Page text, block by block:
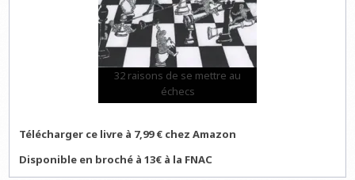
32 raisons de se mettre au
échecs
Télécharger ce livre à 7,99 € chez Amazon
Disponible en broché à 13€ à la FNAC